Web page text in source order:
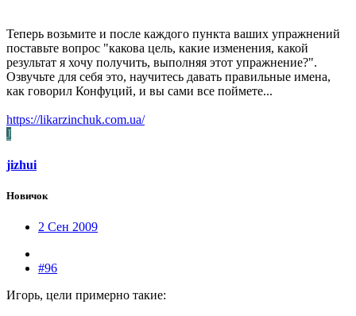
Теперь возьмите и после каждого пункта ваших упражнений
поставьте вопрос "какова цель, какие изменения, какой
результат я хочу получить, выполняя этот упражнение?".
Озвучьте для себя это, научитесь давать правильные имена,
как говорил Конфуций, и вы сами все поймете...
https://likarzinchuk.com.ua/
J
jizhui
Новичок
2 Сен 2009
#96
Игорь, цели примерно такие: